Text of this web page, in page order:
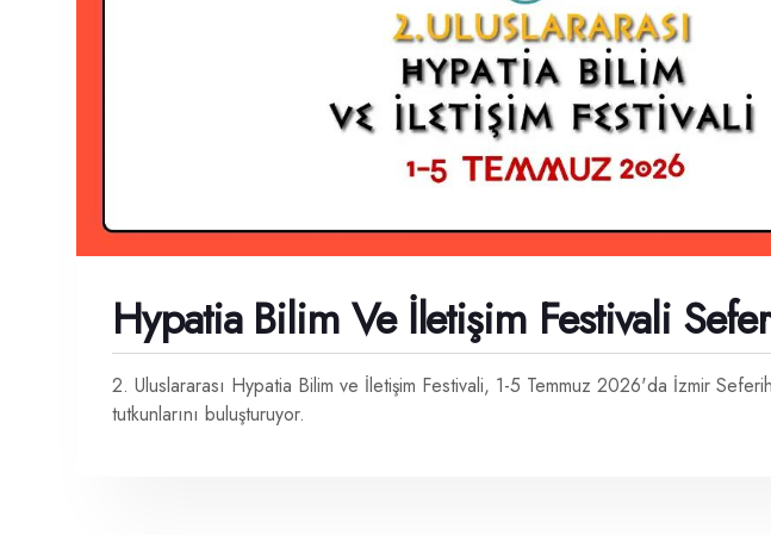
Hypatia Bilim Ve İletişim Festivali
2. Uluslararası Hypatia Bilim ve İletişim Festivali, 1-5 Temmuz 2026'da İzmir
tutkunlarını buluşturuyor.